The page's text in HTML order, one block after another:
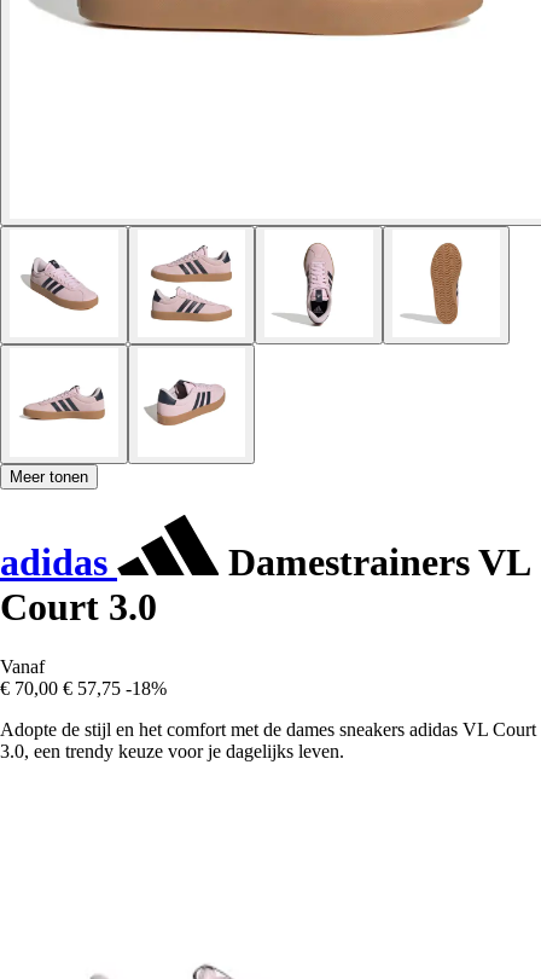
Meer tonen
adidas
Damestrainers VL
Court 3.0
Vanaf
€ 70,00 € 57,75 -18%
Adopte de stijl en het comfort met de dames sneakers adidas VL Court
3.0, een trendy keuze voor je dagelijks leven.